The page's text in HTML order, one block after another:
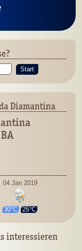
Start
Diamantina
04 Jan 2019
30°C 25°C
interessieren